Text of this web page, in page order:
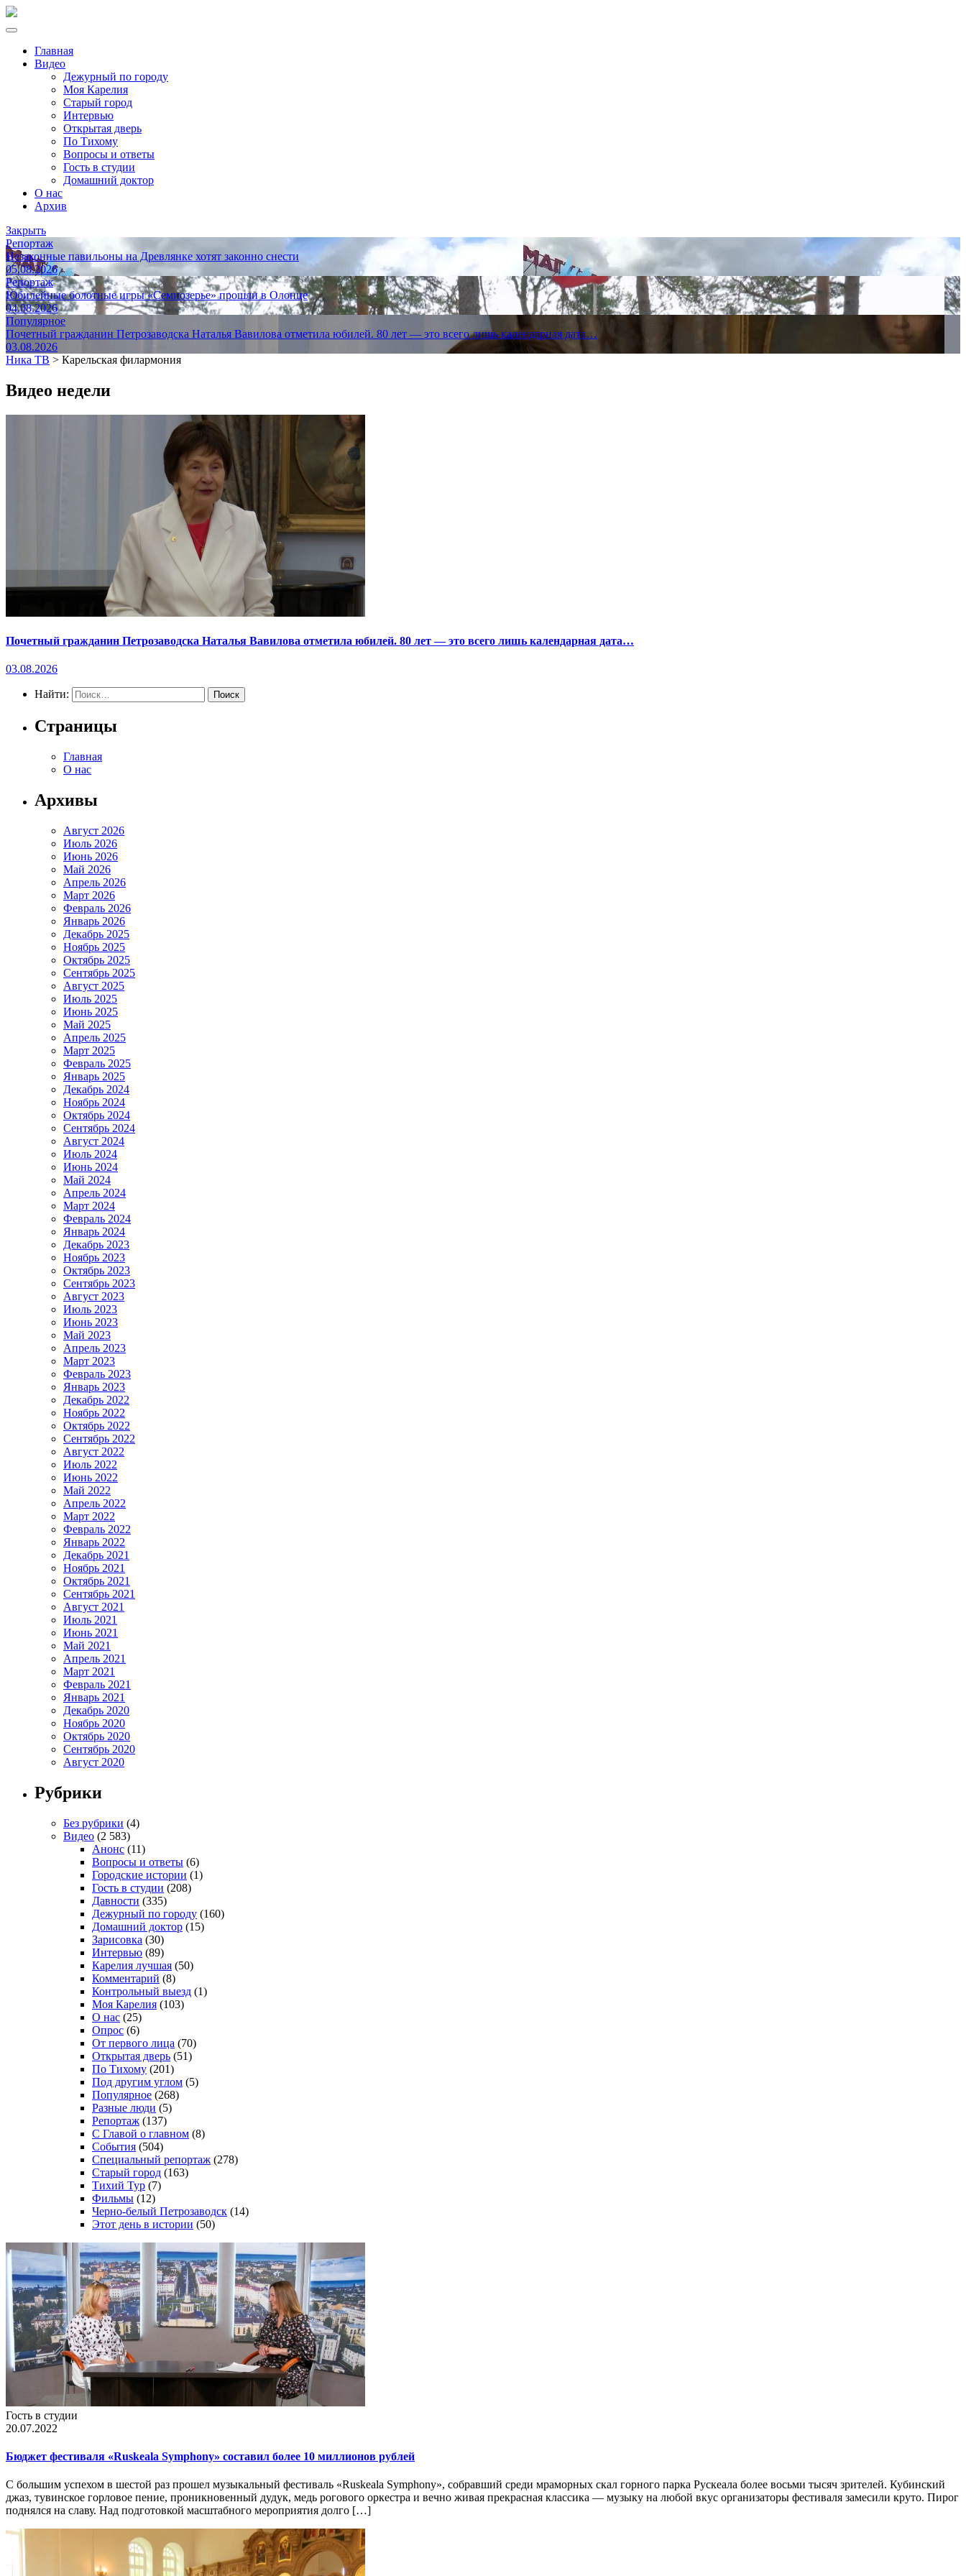
Главная
Видео
Дежурный по городу
Моя Карелия
Старый город
Интервью
Открытая дверь
По Тихому
Вопросы и ответы
Гость в студии
Домашний доктор
О нас
Архив
Закрыть
Репортаж
Незаконные павильоны на Древлянке хотят законно снести
05.08.2026
Репортаж
Юбилейные болотные игры «Семиозерье» прошли в Олонце
04.08.2026
Популярное
Почетный гражданин Петрозаводска Наталья Вавилова отметила юбилей. 80 лет — это всего лишь календарная дата…
03.08.2026
Ника ТВ > Карельская филармония
Видео недели
Почетный гражданин Петрозаводска Наталья Вавилова отметила юбилей. 80 лет — это всего лишь календарная дата…
03.08.2026
Найти:
Страницы
Главная
О нас
Архивы
Август 2026
Июль 2026
Июнь 2026
Май 2026
Апрель 2026
Март 2026
Февраль 2026
Январь 2026
Декабрь 2025
Ноябрь 2025
Октябрь 2025
Сентябрь 2025
Август 2025
Июль 2025
Июнь 2025
Май 2025
Апрель 2025
Март 2025
Февраль 2025
Январь 2025
Декабрь 2024
Ноябрь 2024
Октябрь 2024
Сентябрь 2024
Август 2024
Июль 2024
Июнь 2024
Май 2024
Апрель 2024
Март 2024
Февраль 2024
Январь 2024
Декабрь 2023
Ноябрь 2023
Октябрь 2023
Сентябрь 2023
Август 2023
Июль 2023
Июнь 2023
Май 2023
Апрель 2023
Март 2023
Февраль 2023
Январь 2023
Декабрь 2022
Ноябрь 2022
Октябрь 2022
Сентябрь 2022
Август 2022
Июль 2022
Июнь 2022
Май 2022
Апрель 2022
Март 2022
Февраль 2022
Январь 2022
Декабрь 2021
Ноябрь 2021
Октябрь 2021
Сентябрь 2021
Август 2021
Июль 2021
Июнь 2021
Май 2021
Апрель 2021
Март 2021
Февраль 2021
Январь 2021
Декабрь 2020
Ноябрь 2020
Октябрь 2020
Сентябрь 2020
Август 2020
Рубрики
Без рубрики (4)
Видео (2 583)
Анонс (11)
Вопросы и ответы (6)
Городские истории (1)
Гость в студии (208)
Давности (335)
Дежурный по городу (160)
Домашний доктор (15)
Зарисовка (30)
Интервью (89)
Карелия лучшая (50)
Комментарий (8)
Контрольный выезд (1)
Моя Карелия (103)
О нас (25)
Опрос (6)
От первого лица (70)
Открытая дверь (51)
По Тихому (201)
Под другим углом (5)
Популярное (268)
Разные люди (5)
Репортаж (137)
С Главой о главном (8)
События (504)
Специальный репортаж (278)
Старый город (163)
Тихий Тур (7)
Фильмы (12)
Черно-белый Петрозаводск (14)
Этот день в истории (50)
Гость в студии
20.07.2022
Бюджет фестиваля «Ruskeala Symphony» составил более 10 миллионов рублей
С большим успехом в шестой раз прошел музыкальный фестиваль «Ruskeala Symphony», собравший среди мраморных скал горного парка Рускеала более восьми тысяч зрителей. Кубинский
джаз, тувинское горловое пение, проникновенный дудук, медь рогового оркестра и вечно живая прекрасная классика — музыку на любой вкус организаторы фестиваля замесили круто. Пирог
поднялся на славу. Над подготовкой масштабного мероприятия долго […]